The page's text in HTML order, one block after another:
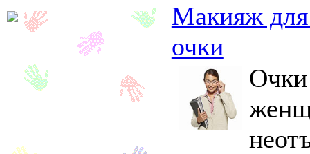
Макияж для
очки